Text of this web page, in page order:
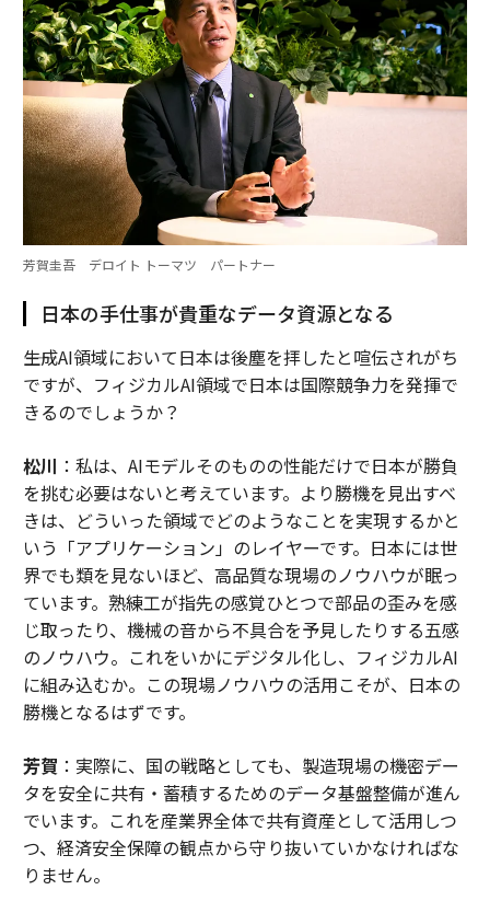
芳賀圭吾 デロイト トーマツ パートナー
日本の手仕事が貴重なデータ資源となる
――生成AI領域において日本は後塵を拝したと喧伝されがち
ですが、フィジカルAI領域で日本は国際競争力を発揮で
きるのでしょうか？
松川 ：私は、AIモデルそのものの性能だけで日本が勝負
を挑む必要はないと考えています。より勝機を見出すべ
きは、どういった領域でどのようなことを実現するかと
いう「アプリケーション」のレイヤーです。日本には世
界でも類を見ないほど、高品質な現場のノウハウが眠っ
ています。熟練工が指先の感覚ひとつで部品の歪みを感
じ取ったり、機械の音から不具合を予見したりする五感
のノウハウ。これをいかにデジタル化し、フィジカルAI
に組み込むか。この現場ノウハウの活用こそが、日本の
勝機となるはずです。
芳賀 ：実際に、国の戦略としても、製造現場の機密デー
タを安全に共有・蓄積するためのデータ基盤整備が進ん
でいます。これを産業界全体で共有資産として活用しつ
つ、経済安全保障の観点から守り抜いていかなければな
りません。